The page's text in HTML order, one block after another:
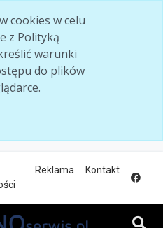
cookies w celu
z Polityką
warunki
do plików
Reklama Kontakt